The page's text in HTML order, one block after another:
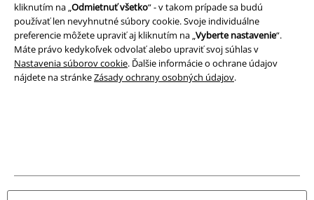
kliknutím na „Odmietnuť všetko“ - v takom prípade sa budú
používať len nevyhnutné súbory cookie. Svoje individuálne
preferencie môžete upraviť aj kliknutím na „Vyberte nastavenie“.
Máte právo kedykoľvek odvolať alebo upraviť svoj súhlas v
Nastavenia súborov cookie. Ďalšie informácie o ochrane údajov
nájdete na stránkeZásady ochrany osobných údajov.
Likvidácia odpadu a ochrana životného prostredia
Vyhlásenie o zhode
Informácie o prístupnosti